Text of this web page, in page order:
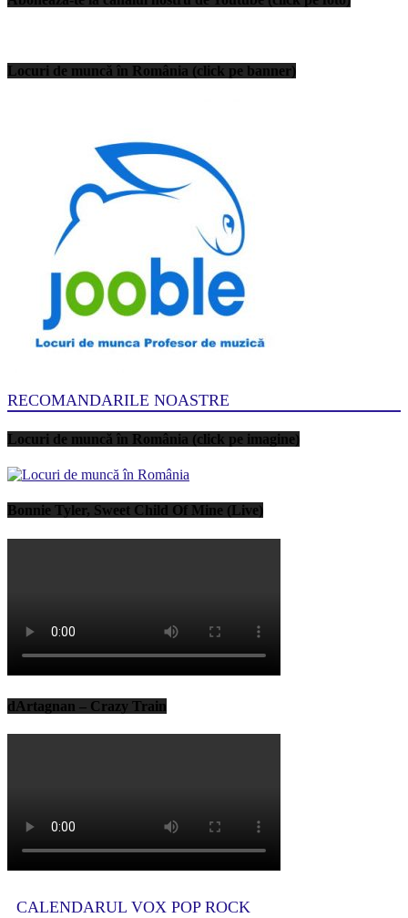
Locuri de muncă în România (click pe banner)
RECOMANDARILE NOASTRE
Locuri de muncă în România (click pe imagine)
Bonnie Tyler, Sweet Child Of Mine (Live)
dArtagnan – Crazy Train
CALENDARUL VOX POP ROCK